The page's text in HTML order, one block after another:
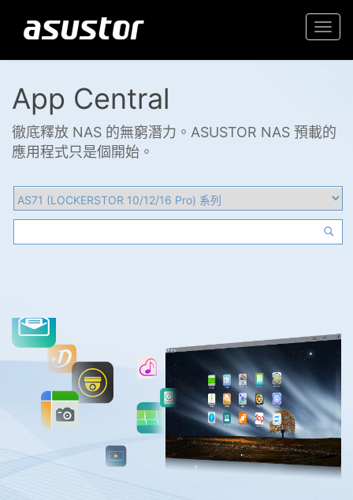
App Central
徹底釋放 NAS 的無窮潛力。ASUSTOR NAS 預載的
應用程式只是個開始。